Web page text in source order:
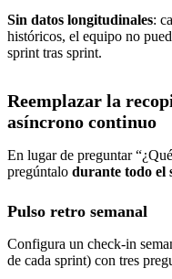
Sin datos longitudinales:
históricos, el equipo no
sprint tras sprint.
Reemplazar la
asíncrono continuo
En lugar de preguntar
pregúntalo durante todo el
Pulso retro semanal
Configura un check-in
de cada sprint) con tres